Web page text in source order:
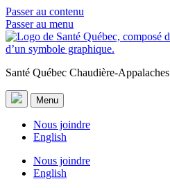
Passer au contenu
Passer au menu
Santé Québec Chaudière-Appalaches
Menu
Nous joindre
English
Nous joindre
English